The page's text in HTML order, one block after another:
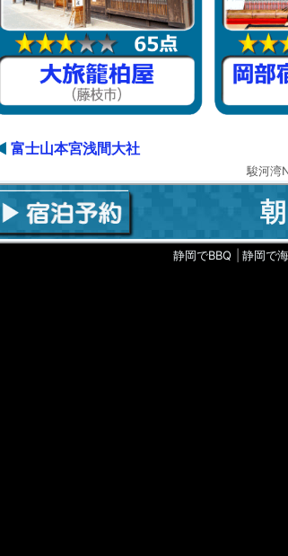
富士山本宮浅間大社
駿河湾
静岡でBBQ 静岡で